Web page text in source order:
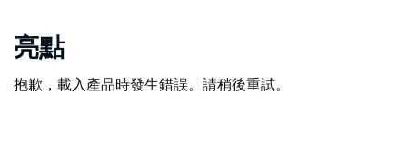
亮點
抱歉，載入產品時發生錯誤。請稍後重試。